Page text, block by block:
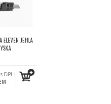
ELEVEN JEHLA
s DPH